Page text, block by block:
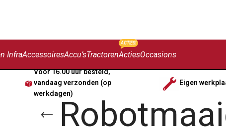
InfraAccessoiresAccu’sTractorenActies
ACTIES!
Occasions
Voor 16.00 uur besteld,
vandaag verzonden (op
werkdagen)
Eigen